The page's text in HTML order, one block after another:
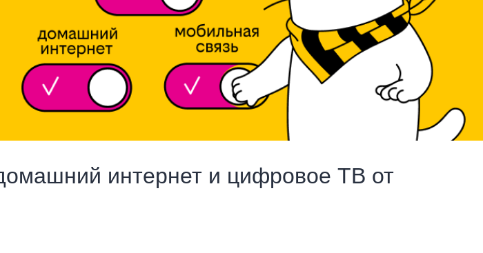
интернет и цифровое ТВ от